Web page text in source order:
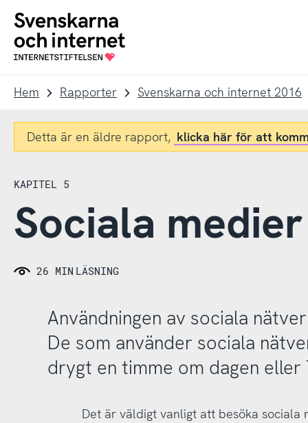
navigation
innehåll
To
startpage
Hem Rapporter Svenskarna och internet 2016
Detta är en äldre rapport, klicka här för att
KAPITEL 5
Sociala medier
26 MIN LÄSNING
Användningen av sociala
De som använder sociala
drygt en timme om dagen eller
Det är väldigt vanligt att besöka